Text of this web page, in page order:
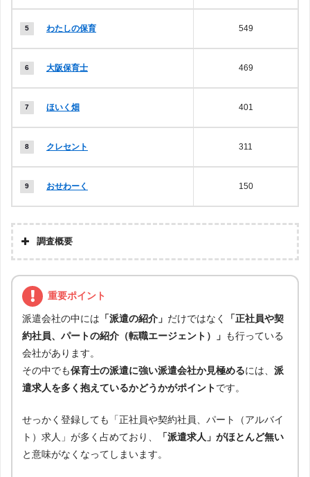
わたしの保育 549
大阪保育士 469
ほいく畑 401
クレセント 311
おせわーく 150
調査概要
企画・集計
株式会社アドバンスフロー
調査対象
調査日
2023年1月6日
派遣会社各社のWEBサイトにて、「対応地
態：派遣（派遣、紹介予定派遣など）」を対
表示された求人数をカウント
重要ポイント
派遣会社の中には 「派遣の紹介」 だけではなく
「正社員や契
約社員、パートの紹介（転職エージェント）」 も行っている
会社があります。
その中でも保育士の派遣に強い派遣会社か見極めるには、 派
遣求人を多く抱えているかどうかがポイントです。
せっかく登録しても「正社員や契約社員、パート（アルバイ
ト）求人」が多く占めており、
「派遣求人」がほとんど無い
と意味がなくなってしまいます。